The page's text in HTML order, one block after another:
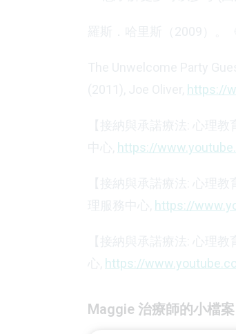
https://
https://
https://
https://
Maggie 治療師的小檔案